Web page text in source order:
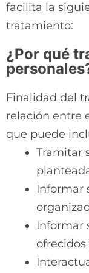
facilita la
tratamiento:
¿Por qué
Finalidad del
relación entre
que puede
Tramitar
Informar
Informar
ofrecidos